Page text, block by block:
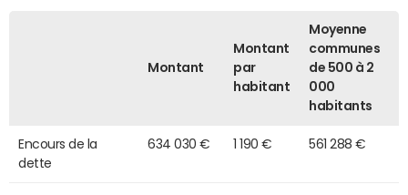
Montant
Montant
par
habitant
Moyenne
communes
de 500 à 2
000
habitants
Encours de la
dette
634 030 € 1 190 € 561 288 €